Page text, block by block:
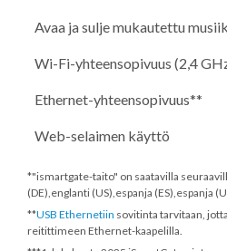
Avaa ja sulje mukautettu
Wi-Fi-yhteensopivuus (2,4
Ethernet-yhteensopivuus**
Web-selaimen käyttö
*"ismartgate-taito" on saatavilla
(DE),englanti (US),espanja (ES),espanja
**USB Ethernetiin sovitinta tarvitaan,
reitittimeen Ethernet-kaapelilla.